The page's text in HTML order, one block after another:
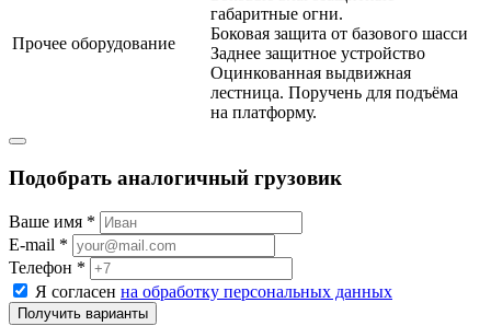
Прочее оборудование
габаритные огни.
Боковая защита от базового шасси
Заднее защитное устройство
Оцинкованная выдвижная
лестница. Поручень для подъёма
на платформу.
Подобрать аналогичный грузовик
Ваше имя *
E-mail *
Телефон *
Я согласен на обработку персональных данных